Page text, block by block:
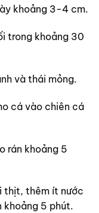
khoảng 3-4 cm.
trong khoảng 30
và thái mỏng.
cá vào chiên cá
rán khoảng 5
thịt, thêm ít nước
khoảng 5 phút.